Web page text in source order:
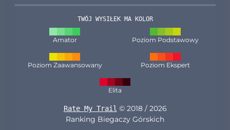
TWÓJ WYSIŁEK MA KOLOR
Amator Poziom Podstawowy
Poziom Zaawansowany Poziom Ekspert
Elita
Rate My Trail © 2018 / 2026
Ranking Biegaczy Górskich